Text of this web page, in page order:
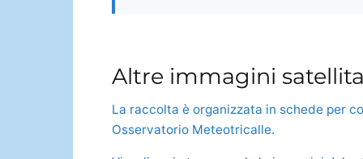
Altre immagini
La raccolta è organizzata in schede per
Osservatorio Meteotricalle.